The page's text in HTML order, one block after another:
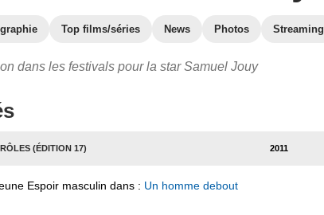
Top films/séries News Photos Streaming
dans les festivals pour la star Samuel Jouy
(ÉDITION 17) 2011
Espoir masculin dans : Un homme debout